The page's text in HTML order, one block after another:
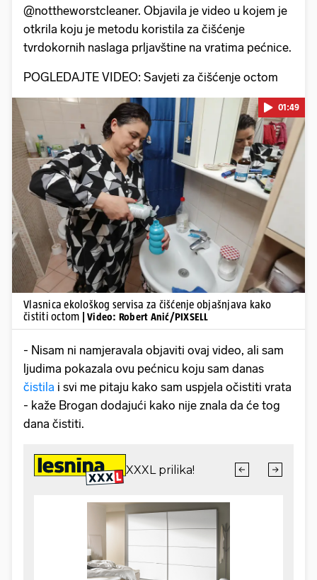
@nottheworstcleaner. Objavila je video u kojem je
otkrila koju je metodu koristila za čišćenje
tvrdokornih naslaga prljavštine na vratima pećnice.
POGLEDAJTE VIDEO: Savjeti za čišćenje octom
Pokretanje videa...
01:49
Vlasnica ekološkog servisa za čišćenje objašnjava kako
čistiti octom
| Video: Robert Anić/PIXSELL
- Nisam ni namjeravala objaviti ovaj video, ali sam
ljudima pokazala ovu pećnicu koju sam danas
čistila i svi me pitaju kako sam uspjela očistiti vrata
- kaže Brogan dodajući kako nije znala da će tog
dana čistiti.